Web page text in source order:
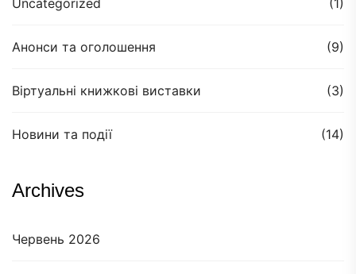
Uncategorized (1)
Анонси та оголошення (9)
Віртуальні книжкові виставки (3)
Новини та події (14)
Archives
Червень 2026